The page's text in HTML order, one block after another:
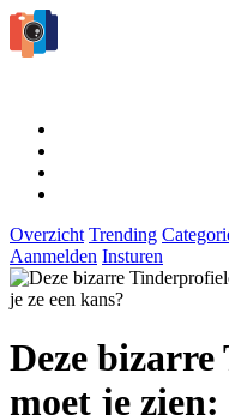
Overzicht Trending
Aanmelden Insturen
Deze
moet je